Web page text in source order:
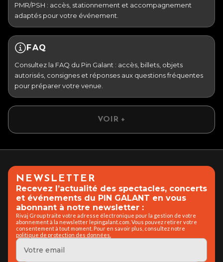
PMR/PSH : accès, stationnement et accompagnement
adaptés pour votre événement.
FAQ
Consultez la FAQ du Pin Galant : accès, billets, objets
autorisés, consignes et réponses aux questions fréquentes
pour préparer votre venue.
VOIR +
NEWSLETTER
Recevez l’actualité des spectacles, concerts
et événements du PIN GALANT en vous
abonnant à notre newsletter :
Rivaj Group traite votre adresse électronique pour la gestion de votre
abonnement à la newsletter lepingalant.com. Vous pouvez retirer votre
consentement à tout moment. Pour en savoir plus, consultez notre
politique de protection des données.